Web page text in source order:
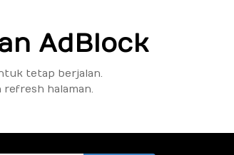
AdBlock
tetap berjalan.
refresh halaman.